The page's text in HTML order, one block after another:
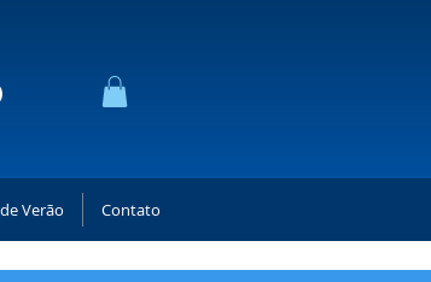
Verão Contato